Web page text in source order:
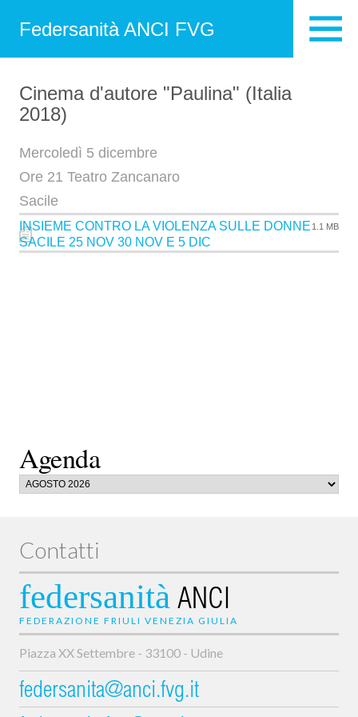
Federsanità ANCI FVG
Agenda
Cinema d'autore "Paulina" (Italia
2018)
Mercoledì 5 dicembre
Ore 21 Teatro Zancanaro
Sacile
INSIEME CONTRO LA VIOLENZA SULLE DONNE
SACILE 25 NOV 30 NOV E 5 DIC
1.1 MB
Contatti
federsanità ANCI
FEDERAZIONE FRIULI VENEZIA GIULIA
Piazza XX Settembre - 33100 - Udine
federsanita@anci.fvg.it